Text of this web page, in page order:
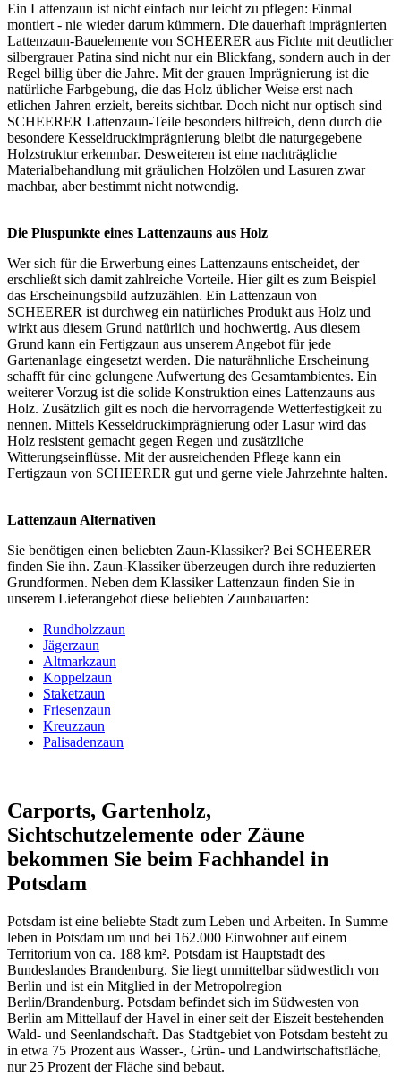
Ein Lattenzaun ist nicht einfach nur leicht zu pflegen: Einmal
montiert - nie wieder darum kümmern. Die dauerhaft imprägnierten
Lattenzaun-Bauelemente von SCHEERER aus Fichte mit deutlicher
silbergrauer Patina sind nicht nur ein Blickfang, sondern auch in der
Regel billig über die Jahre. Mit der grauen Imprägnierung ist die
natürliche Farbgebung, die das Holz üblicher Weise erst nach
etlichen Jahren erzielt, bereits sichtbar. Doch nicht nur optisch sind
SCHEERER Lattenzaun-Teile besonders hilfreich, denn durch die
besondere Kesseldruckimprägnierung bleibt die naturgegebene
Holzstruktur erkennbar. Desweiteren ist eine nachträgliche
Materialbehandlung mit gräulichen Holzölen und Lasuren zwar
machbar, aber bestimmt nicht notwendig.
Die Pluspunkte eines Lattenzauns aus Holz
Wer sich für die Erwerbung eines Lattenzauns entscheidet, der
erschließt sich damit zahlreiche Vorteile. Hier gilt es zum Beispiel
das Erscheinungsbild aufzuzählen. Ein Lattenzaun von
SCHEERER ist durchweg ein natürliches Produkt aus Holz und
wirkt aus diesem Grund natürlich und hochwertig. Aus diesem
Grund kann ein Fertigzaun aus unserem Angebot für jede
Gartenanlage eingesetzt werden. Die naturähnliche Erscheinung
schafft für eine gelungene Aufwertung des Gesamtambientes. Ein
weiterer Vorzug ist die solide Konstruktion eines Lattenzauns aus
Holz. Zusätzlich gilt es noch die hervorragende Wetterfestigkeit zu
nennen. Mittels Kesseldruckimprägnierung oder Lasur wird das
Holz resistent gemacht gegen Regen und zusätzliche
Witterungseinflüsse. Mit der ausreichenden Pflege kann ein
Fertigzaun von SCHEERER gut und gerne viele Jahrzehnte halten.
Lattenzaun Alternativen
Sie benötigen einen beliebten Zaun-Klassiker? Bei SCHEERER
finden Sie ihn. Zaun-Klassiker überzeugen durch ihre reduzierten
Grundformen. Neben dem Klassiker Lattenzaun finden Sie in
unserem Lieferangebot diese beliebten Zaunbauarten:
Rundholzzaun
Jägerzaun
Altmarkzaun
Koppelzaun
Staketzaun
Friesenzaun
Kreuzzaun
Palisadenzaun
Carports, Gartenholz,
Sichtschutzelemente oder Zäune
bekommen Sie beim Fachhandel in
Potsdam
Potsdam ist eine beliebte Stadt zum Leben und Arbeiten. In Summe
leben in Potsdam um und bei 162.000 Einwohner auf einem
Territorium von ca. 188 km². Potsdam ist Hauptstadt des
Bundeslandes Brandenburg. Sie liegt unmittelbar südwestlich von
Berlin und ist ein Mitglied in der Metropolregion
Berlin/Brandenburg. Potsdam befindet sich im Südwesten von
Berlin am Mittellauf der Havel in einer seit der Eiszeit bestehenden
Wald- und Seenlandschaft. Das Stadtgebiet von Potsdam besteht zu
in etwa 75 Prozent aus Wasser-, Grün- und Landwirtschaftsfläche,
nur 25 Prozent der Fläche sind bebaut.